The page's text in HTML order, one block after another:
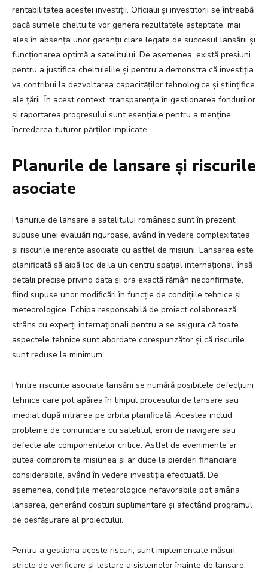
rentabilitatea acestei investiții. Oficialii și investitorii se întreabă
dacă sumele cheltuite vor genera rezultatele așteptate, mai
ales în absența unor garanții clare legate de succesul lansării și
funcționarea optimă a satelitului. De asemenea, există presiuni
pentru a justifica cheltuielile și pentru a demonstra că investiția
va contribui la dezvoltarea capacităților tehnologice și științifice
ale țării. În acest context, transparența în gestionarea fondurilor
și raportarea progresului sunt esențiale pentru a menține
încrederea tuturor părților implicate.
Planurile de lansare și riscurile
asociate
Planurile de lansare a satelitului românesc sunt în prezent
supuse unei evaluări riguroase, având în vedere complexitatea
și riscurile inerente asociate cu astfel de misiuni. Lansarea este
planificată să aibă loc de la un centru spațial internațional, însă
detalii precise privind data și ora exactă rămân neconfirmate,
fiind supuse unor modificări în funcție de condițiile tehnice și
meteorologice. Echipa responsabilă de proiect colaborează
strâns cu experți internaționali pentru a se asigura că toate
aspectele tehnice sunt abordate corespunzător și că riscurile
sunt reduse la minimum.
Printre riscurile asociate lansării se numără posibilele defecțiuni
tehnice care pot apărea în timpul procesului de lansare sau
imediat după intrarea pe orbita planificată. Acestea includ
probleme de comunicare cu satelitul, erori de navigare sau
defecte ale componentelor critice. Astfel de evenimente ar
putea compromite misiunea și ar duce la pierderi financiare
considerabile, având în vedere investiția efectuată. De
asemenea, condițiile meteorologice nefavorabile pot amâna
lansarea, generând costuri suplimentare și afectând programul
de desfășurare al proiectului.
Pentru a gestiona aceste riscuri, sunt implementate măsuri
stricte de verificare și testare a sistemelor înainte de lansare.